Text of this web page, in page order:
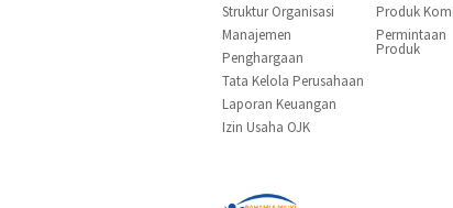
Struktur Organisasi
Manajemen
Penghargaan
Tata Kelola Perusahaan
Laporan Keuangan
Izin Usaha OJK
Produk
Permintaan
Produk